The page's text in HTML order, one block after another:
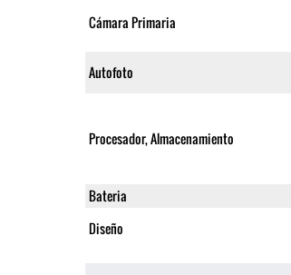
Cámara Primaria
Autofoto
Procesador, Almacenamiento
Bateria
Diseño